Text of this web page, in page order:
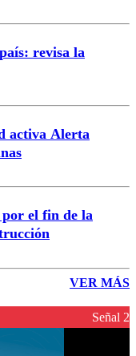
revisa la
activa Alerta
por el fin de la
VER MÁS
Señal 2